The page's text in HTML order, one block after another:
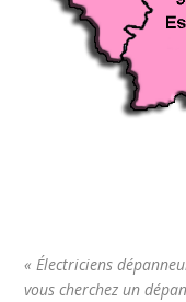
« Électriciens
vous cherchez un